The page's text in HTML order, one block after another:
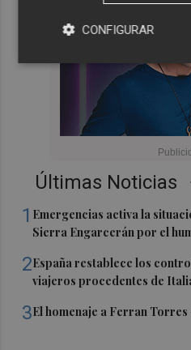
Últimas Noticias
1 Emergencias activa la
Sierra Engarcerán por el
2España restablece los
viajeros procedentes de
3El homenaje a Ferran Torres
CONFIGURAR